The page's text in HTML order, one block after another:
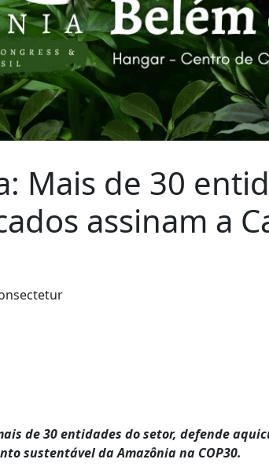
Mais de 30
assinam a
de 30 entidades do setor, defende
sustentável da Amazônia na COP30.